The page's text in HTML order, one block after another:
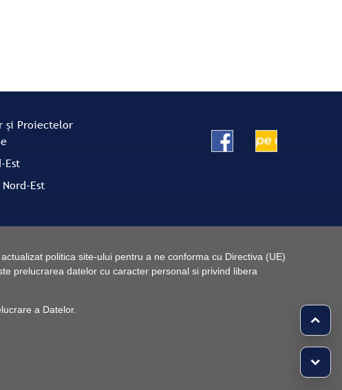
politica site-ului pentru a ne conforma cu Directiva (UE)
prelucrarea datelor cu caracter personal si privind libera
a Datelor.
și Proiectelor
Est
Est